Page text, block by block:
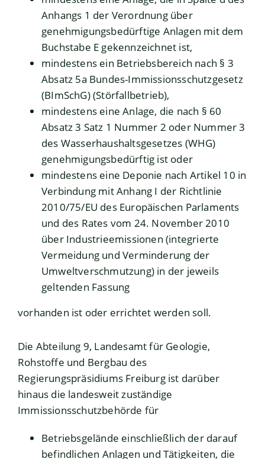
Anhangs 1 der Verordnung über
genehmigungsbedürftige Anlagen mit dem
Buchstabe E gekennzeichnet ist,
mindestens ein Betriebsbereich nach § 3
Absatz 5a Bundes-Immissionsschutzgesetz
(BImSchG) (Störfallbetrieb),
mindestens eine Anlage, die nach § 60
Absatz 3 Satz 1 Nummer 2 oder Nummer 3
des Wasserhaushaltsgesetzes (WHG)
genehmigungsbedürftig ist oder
mindestens eine Deponie nach Artikel 10 in
Verbindung mit Anhang I der Richtlinie
2010/75/EU des Europäischen Parlaments
und des Rates vom 24. November 2010
über Industrieemissionen (integrierte
Vermeidung und Verminderung der
Umweltverschmutzung) in der jeweils
geltenden Fassung
vorhanden ist oder errichtet werden soll.
Die Abteilung 9, Landesamt für Geologie,
Rohstoffe und Bergbau des
Regierungspräsidiums Freiburg ist darüber
hinaus die landesweit zuständige
Immissionsschutzbehörde für
Betriebsgelände einschließlich der darauf
befindlichen Anlagen und Tätigkeiten, die